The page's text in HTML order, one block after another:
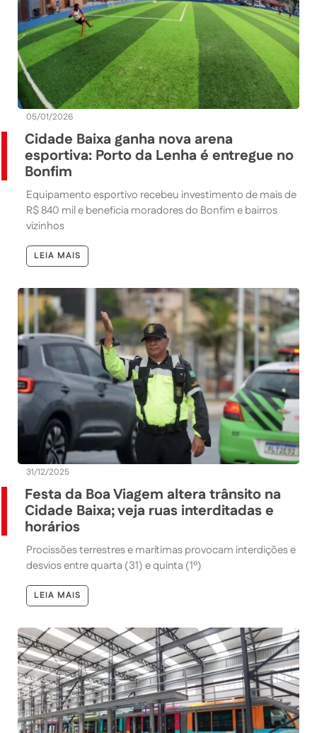
05/01/2026
Cidade Baixa ganha nova arena
esportiva: Porto da Lenha é entregue no
Bonfim
Equipamento esportivo recebeu investimento de mais de
R$ 840 mil e beneficia moradores do Bonfim e bairros
vizinhos
LEIA MAIS
31/12/2025
Festa da Boa Viagem altera trânsito na
Cidade Baixa; veja ruas interditadas e
horários
Procissões terrestres e marítimas provocam interdições e
desvios entre quarta (31) e quinta (1º)
LEIA MAIS